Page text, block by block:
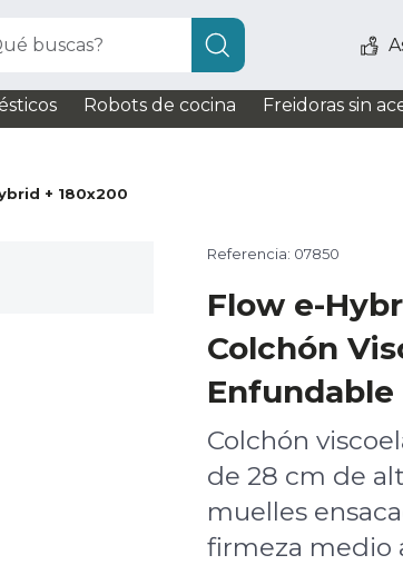
buscas?
Robots de cocina Freidoras sin
+ 180x200
Referencia: 07850
Flow e-
Colchón
Enfundable
Colchón
de 28 cm de
muelles
firmeza medio